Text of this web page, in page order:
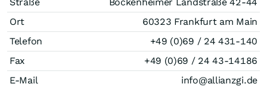
Ort
60323 Frankfurt am Main
Telefon
+49 (0)69 / 24 431-140
Fax
+49 (0)69 / 24 43-14186
E-Mail
info@allianzgi.de